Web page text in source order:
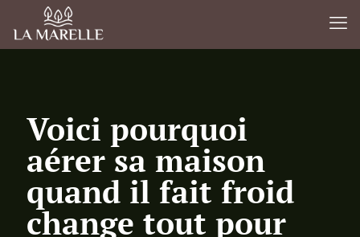
Voici pourquoi
aérer sa maison
quand il fait froid
change tout pour